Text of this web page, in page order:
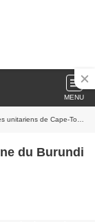
MENU
de Cape-Town
du Burundi